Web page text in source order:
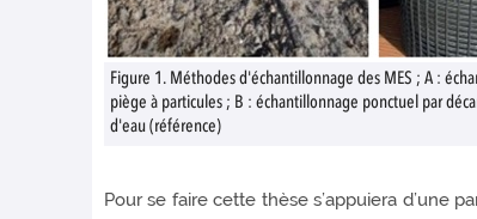
Figure 1. Méthodes d'échantillonnage des MES ; A :
piège à particules ; B : échantillonnage ponctuel par
d'eau (référence)
Pour se faire cette thèse s’appuiera d’une